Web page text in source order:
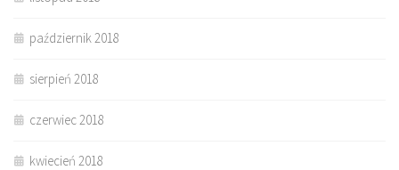
październik 2018
sierpień 2018
czerwiec 2018
kwiecień 2018